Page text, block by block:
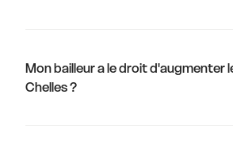
Mon bailleur a le droit d'augmenter
Chelles ?